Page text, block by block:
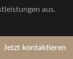
aus.
Jetzt kontaktieren